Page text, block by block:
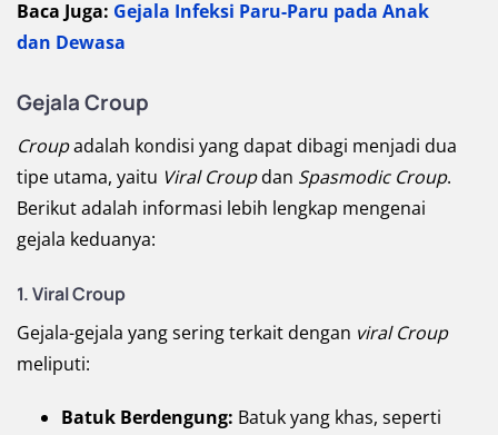
Baca Juga: Gejala Infeksi Paru-Paru pada Anak
dan Dewasa
Gejala Croup
Croupadalah kondisi yang dapat dibagi menjadi dua
tipe utama, yaitu Viral Croupdan Spasmodic Croup.
Berikut adalah informasi lebih lengkap mengenai
gejala keduanya:
1. Viral Croup
Gejala-gejala yang sering terkait dengan viral Croup
meliputi:
Batuk Berdengung: Batuk yang khas, seperti